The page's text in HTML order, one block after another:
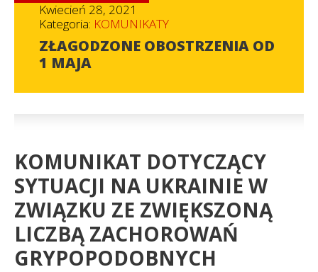
Kwiecień 28, 2021
Kategoria: KOMUNIKATY
ZŁAGODZONE OBOSTRZENIA OD
1 MAJA
KOMUNIKAT DOTYCZĄCY
SYTUACJI NA UKRAINIE W
ZWIĄZKU ZE ZWIĘKSZONĄ
LICZBĄ ZACHOROWAŃ
GRYPOPODOBNYCH